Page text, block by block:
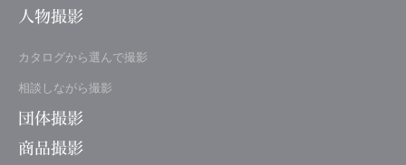
人物撮影
カタログから選んで撮影
相談しながら撮影
団体撮影
商品撮影